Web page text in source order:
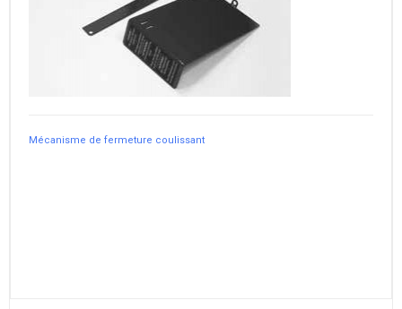
Mécanisme de fermeture coulissant